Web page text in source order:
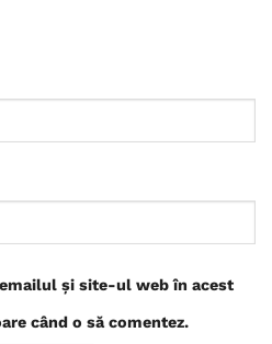
și site-ul web în acest
când o să comentez.